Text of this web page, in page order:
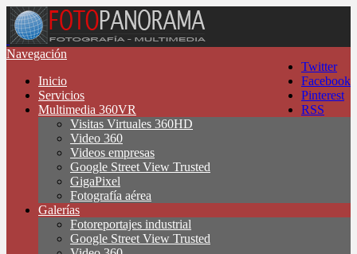
Twitter
Facebook
Pinterest
RSS
Navegación
Inicio
Servicios
Multimedia 360VR
Visitas Virtuales 360HD
Video 360
Videos empresas
Google Street View Trusted
GigaPixel
Fotografía aérea
Galerías
Fotoreportajes industrial
Google Street View Trusted